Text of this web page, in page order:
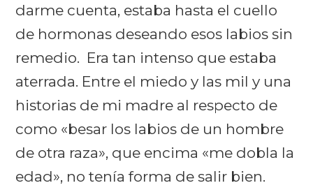
darme cuenta, estaba hasta el cuello
de hormonas deseando esos labios sin
remedio. Era tan intenso que estaba
aterrada. Entre el miedo y las mil y una
historias de mi madre al respecto de
como «besar los labios de un hombre
de otra raza», que encima «me dobla la
edad», no tenía forma de salir bien.